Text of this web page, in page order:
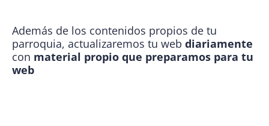
Además de los contenidos propios de tu
parroquia, actualizaremos tu web diariamente
con material propio que preparamos para tu
web